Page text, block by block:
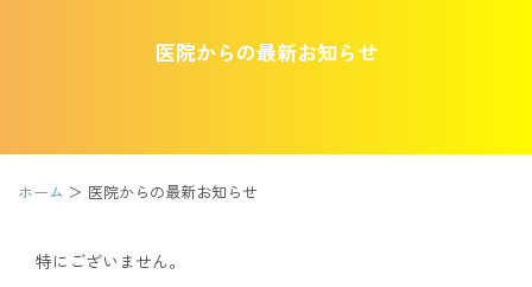
ドクター紹介
治療の流れ
よくある質問
医院からの最新お知らせ
ホーム 医院からの最新お知らせ
特にございません。